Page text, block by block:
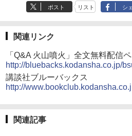
ポスト リスト シ
関連リンク
「Q&A 火山噴火」全文無料配信
http://bluebacks.kodansha.co.jp/
講談社ブルーバックス
http://
関連記事